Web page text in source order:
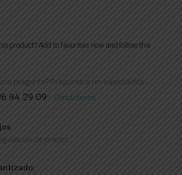
product? Add to favorites now and follow the
pregunta? Pregunta a un especialista.
94 29 09 Contáctenos
de precios